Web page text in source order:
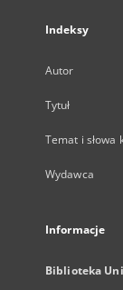
Indeksy
Autor
Tytuł
Temat i słowa
Wydawca
Informacje
Biblioteka